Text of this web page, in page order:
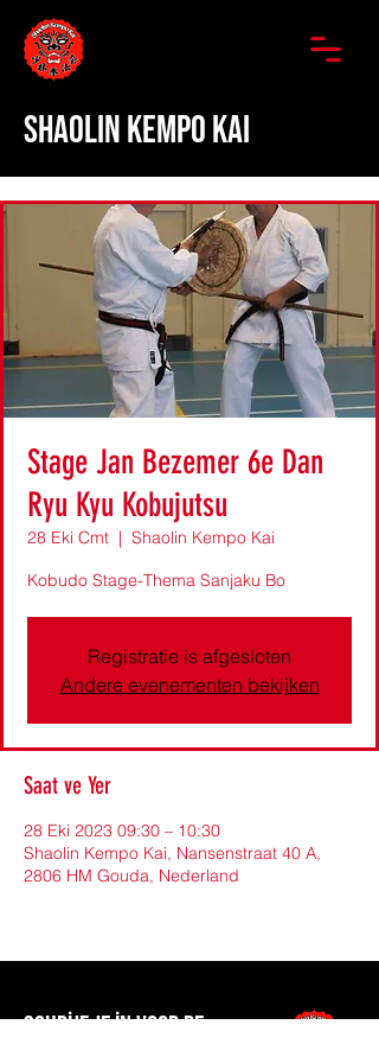
SHAOLIN KEMPO KAI
Stage Jan Bezemer 6e Dan
Ryu Kyu Kobujutsu
28 Eki Cmt
  |
Shaolin Kempo Kai
Kobudo Stage-Thema Sanjaku Bo
Registratie is afgesloten
Andere evenementen bekijken
Saat ve Yer
28 Eki 2023 09:30 – 10:30
Shaolin Kempo Kai, Nansenstraat 40 A,
2806 HM Gouda, Nederland
Schrijf je in voor de